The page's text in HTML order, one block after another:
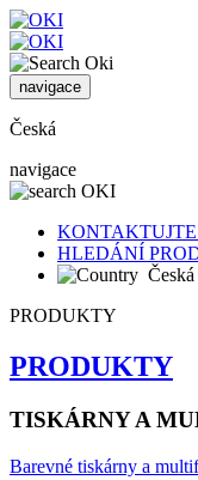
navigace
Česká
navigace
HLEDÁNÍ
Česká
PRODUKTY
PRODUKTY
TISKÁRNY A
Barevné tiskárny a